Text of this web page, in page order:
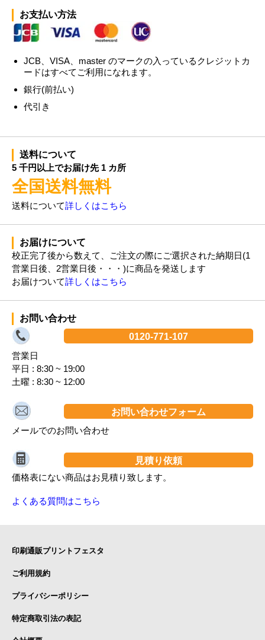
お支払い方法
JCB、VISA、master のマークの入っているクレジットカ
ードはすべてご利用になれます。
銀行(前払い)
代引き
送料について
5 千円以上でお届け先 1 カ所
全国送料無料
送料について詳しくはこちら
お届けについて
校正完了後から数えて、ご注文の際にご選択された納期日(1
営業日後、2営業日後・・・)に商品を発送します
お届けついて詳しくはこちら
お問い合わせ
0120-771-107
営業日
平日 : 8:30 ~ 19:00
土曜 : 8:30 ~ 12:00
お問い合わせフォーム
メールでのお問い合わせ
見積り依頼
価格表にない商品はお見積り致します。
よくある質問はこちら
印刷通販プリントフェスタ
ご利用規約
プライバシーポリシー
特定商取引法の表記